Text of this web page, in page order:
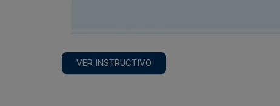
VER INSTRUCTIVO